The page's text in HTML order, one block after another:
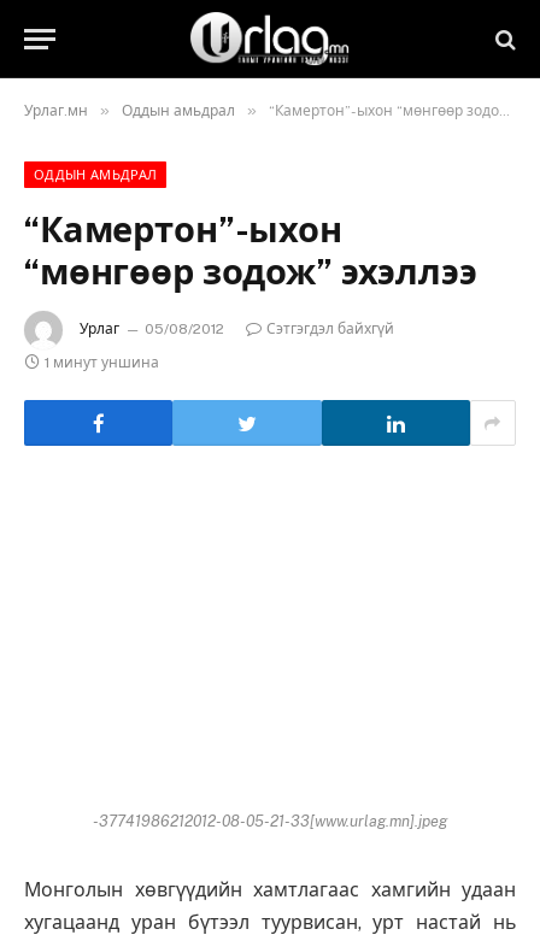
Урлаг.мн » Оддын амьдрал » “Камертон”-ыхон “мөнгөөр зодож” эхэллээ
ОДДЫН АМЬДРАЛ
“Камертон”-ыхон
“мөнгөөр зодож” эхэллээ
Урлаг 05/08/2012
Сэтгэгдэл байхгүй
1 минут уншина
-37741986212012-08-05-21-33[www.urlag.mn].jpeg
Монголын хөвгүүдийн хамтлагаас хамгийн удаан
хугацаанд уран бүтээл туурвисан, урт настай нь